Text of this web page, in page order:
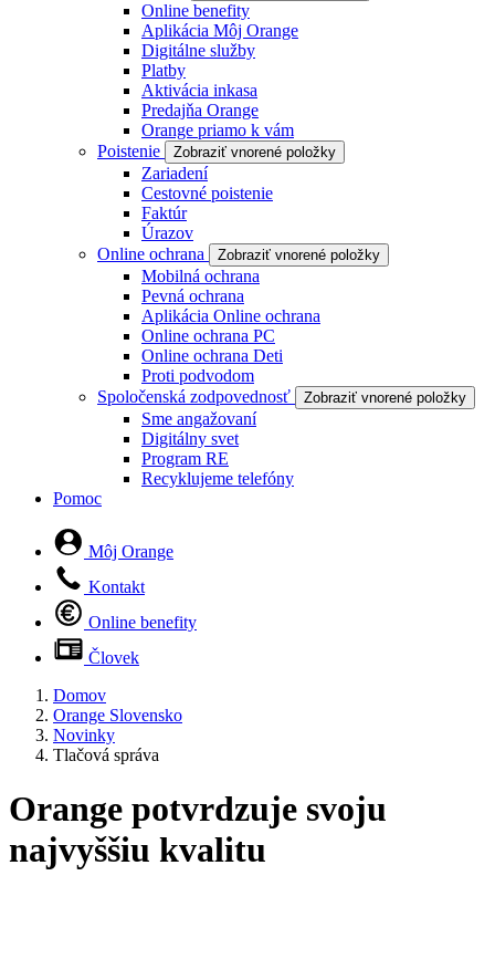
Online benefity
Aplikácia Môj Orange
Digitálne služby
Platby
Aktivácia inkasa
Predajňa Orange
Orange priamo k vám
Poistenie
Zobraziť vnorené položky
Zariadení
Cestovné poistenie
Faktúr
Úrazov
Online ochrana
Zobraziť vnorené položky
Mobilná ochrana
Pevná ochrana
Aplikácia Online ochrana
Online ochrana PC
Online ochrana Deti
Proti podvodom
Spoločenská zodpovednosť
Zobraziť vnorené položky
Sme angažovaní
Digitálny svet
Program RE
Recyklujeme telefóny
Pomoc
Môj Orange
Kontakt
Online benefity
Človek
Domov
Orange Slovensko
Novinky
Tlačová správa
Orange potvrdzuje svoju
najvyššiu kvalitu